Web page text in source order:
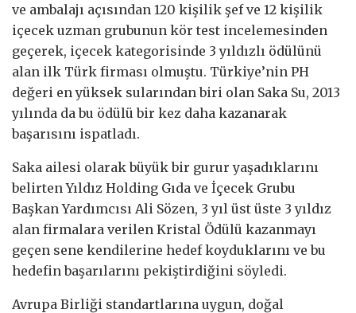
ve ambalajı açısından 120 kişilik şef ve 12 kişilik
içecek uzman grubunun kör test incelemesinden
geçerek, içecek kategorisinde 3 yıldızlı ödülünü
alan ilk Türk firması olmuştu. Türkiye’nin PH
değeri en yüksek sularından biri olan Saka Su, 2013
yılında da bu ödülü bir kez daha kazanarak
başarısını ispatladı.
Saka ailesi olarak büyük bir gurur yaşadıklarını
belirten Yıldız Holding Gıda ve İçecek Grubu
Başkan Yardımcısı Ali Sözen, 3 yıl üst üste 3 yıldız
alan firmalara verilen Kristal Ödülü kazanmayı
geçen sene kendilerine hedef koyduklarını ve bu
hedefin başarılarını pekiştirdiğini söyledi.
Avrupa Birliği standartlarına uygun, doğal